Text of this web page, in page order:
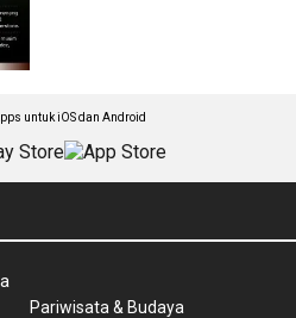
untuk iOS dan Android
Pariwisata & Budaya